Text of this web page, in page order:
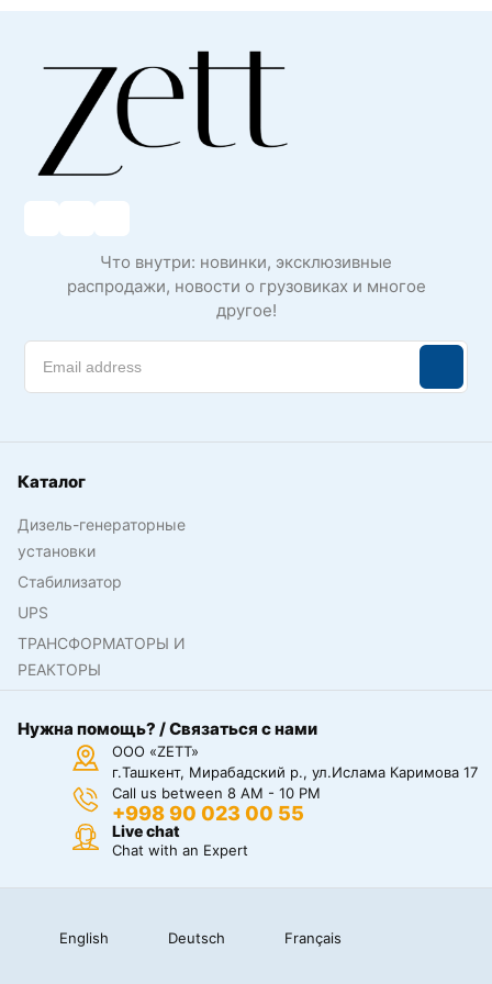
Что внутри: новинки, эксклюзивные
распродажи, новости о грузовиках и многое
другое!
Каталог
Дизель-генераторные
установки
Стабилизатор
UPS
ТРАНСФОРМАТОРЫ И
РЕАКТОРЫ
Нужна помощь? / Связаться с нами
ООО «ZETT»
г.Ташкент, Мирабадский р., ул.Ислама Каримова 17
Call us between 8 AM - 10 PM
+998 90 023 00 55
Live chat
Chat with an Expert
English Deutsch Français